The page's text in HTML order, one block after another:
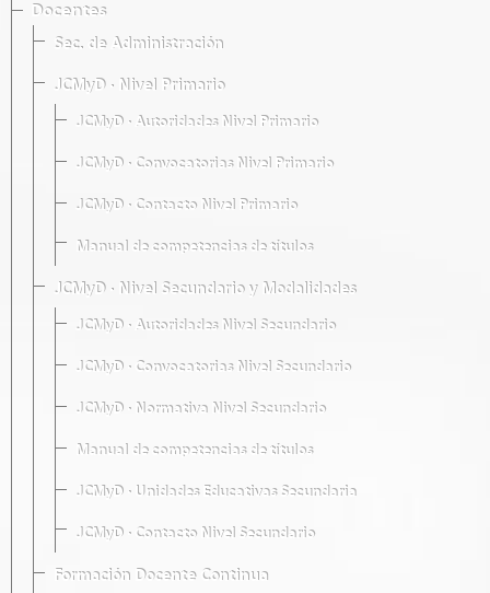
Docentes
Sec. de Administración
JCMyD · Nivel Primario
JCMyD · Autoridades Nivel Primario
JCMyD · Convocatorias Nivel Primario
JCMyD · Contacto Nivel Primario
Manual de competencias de títulos
JCMyD · Nivel Secundario y Modalidades
JCMyD · Autoridades Nivel Secundario
JCMyD · Convocatorias Nivel Secundario
JCMyD · Normativa Nivel Secundario
Manual de competencias de títulos
JCMyD · Unidades Educativas Secundaria
JCMyD · Contacto Nivel Secundario
Formación Docente Continua